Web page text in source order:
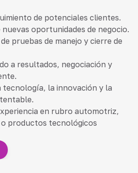
de potenciales clientes.
oportunidades de negocio.
pruebas de manejo y cierre de
a resultados, negociación y
tecnología, la innovación y la
en rubro automotriz,
productos tecnológicos